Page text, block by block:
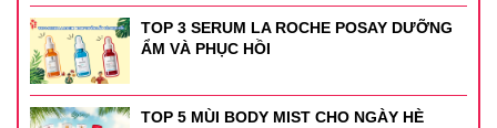
TOP 3 SERUM LA ROCHE POSAY DƯỠNG
ẨM VÀ PHỤC HỒI
TOP 5 MÙI BODY MIST CHO NGÀY HÈ